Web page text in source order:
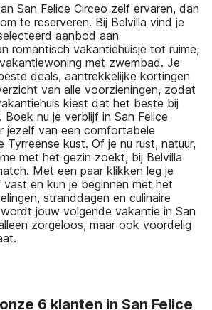
San Felice Circeo zelf ervaren, dan
te reserveren. Bij Belvilla vind je
aanbod aan
romantisch vakantiehuisje tot ruime,
met zwembad. Je
deals, aantrekkelijke kortingen
van alle voorzieningen, zodat
kiest dat het beste bij
nu je verblijf in San Felice
jezelf van een comfortabele
Tyrreense kust. Of je nu rust, natuur,
met het gezin zoekt, bij Belvilla
Met een paar klikken leg je
en kun je beginnen met het
stranddagen en culinaire
jouw volgende vakantie in San
zorgeloos, maar ook voordelig
6 klanten in San Felice